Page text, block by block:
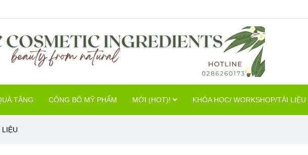
TẶNG CÔNG BỐ MỸ PHẨM MỚI (HOT)! KHÓA HỌC/ WORKSHOP/TÀI LIỆU
LIỆU